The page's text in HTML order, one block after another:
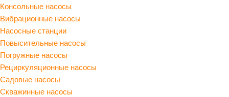
Консольные насосы
Вибрационные насосы
Насосные станции
Повысительные насосы
Погружные насосы
Рециркуляционные насосы
Садовые насосы
Скважинные насосы